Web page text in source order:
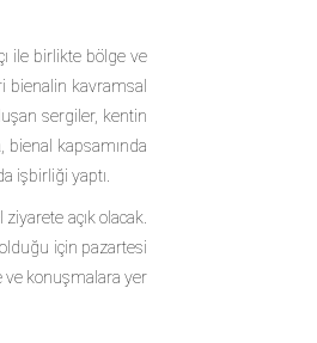
ile birlikte bölge ve
bienalin kavramsal
sergiler, kentin
, bienal kapsamında
işbirliği yaptı.
açık olacak.
için pazartesi
ve konuşmalara yer